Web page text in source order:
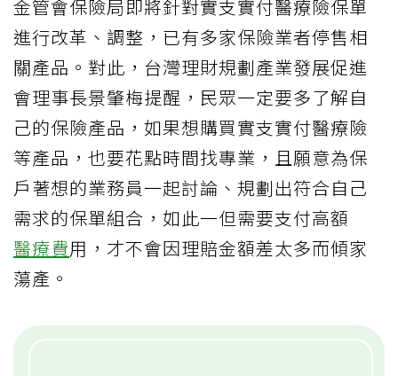
金管會保險局即將針對實支實付醫療險保單
進行改革、調整，已有多家保險業者停售相
關產品。對此，台灣理財規劃產業發展促進
會理事長景肇梅提醒，民眾一定要多了解自
己的保險產品，如果想購買實支實付醫療險
等產品，也要花點時間找專業，且願意為保
戶著想的業務員一起討論、規劃出符合自己
需求的保單組合，如此一但需要支付高額
醫療費用，才不會因理賠金額差太多而傾家
蕩產。